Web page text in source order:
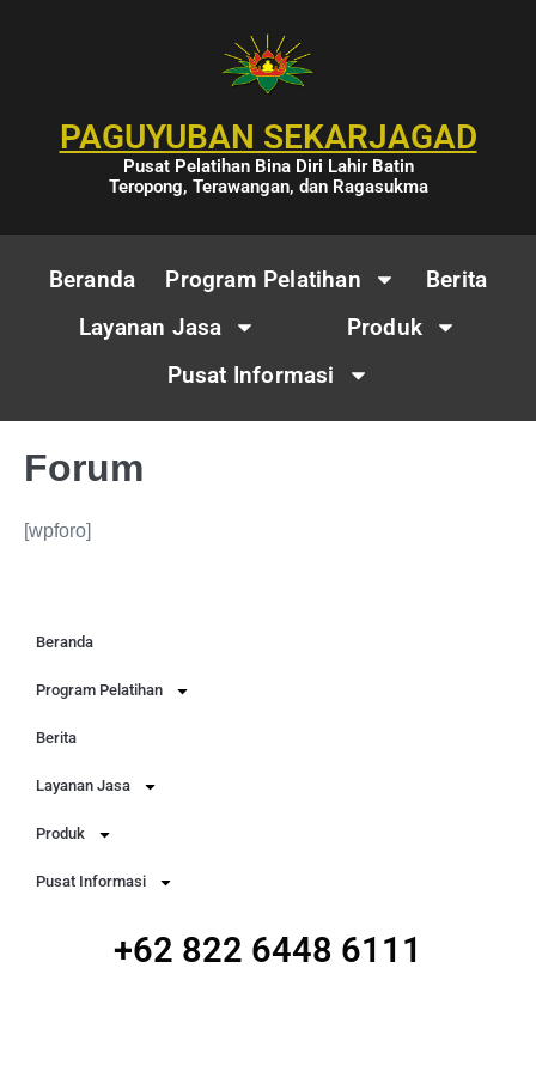
PAGUYUBAN SEKARJAGAD
Pusat Pelatihan Bina Diri Lahir Batin
Teropong, Terawangan, dan Ragasukma
Beranda Program Pelatihan
Berita
Layanan Jasa
Produk
Pusat Informasi
Forum
[wpforo]
Beranda
Program Pelatihan
Berita
Layanan Jasa
Produk
Pusat Informasi
+62 822 6448 6111